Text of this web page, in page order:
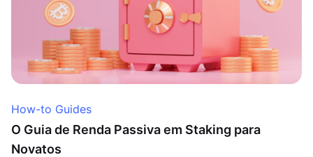
How-to Guides
O Guia de Renda Passiva em Staking para
Novatos